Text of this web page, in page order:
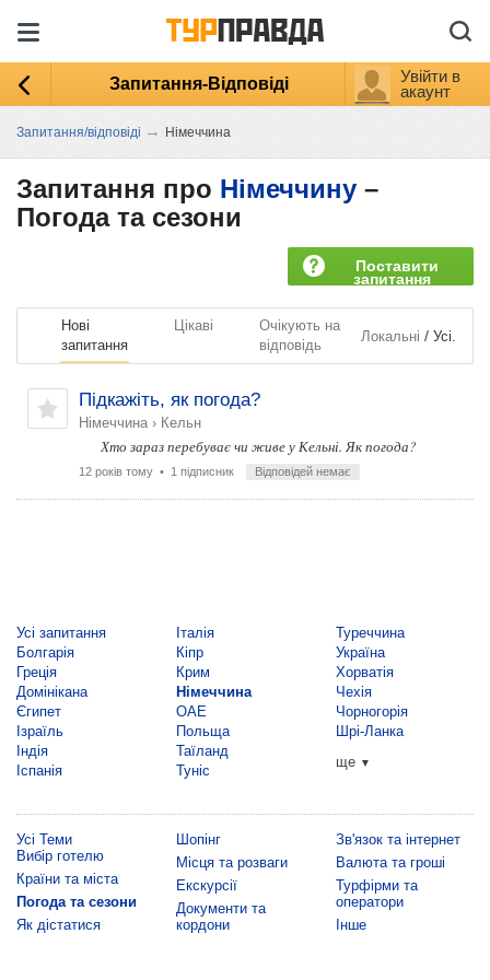
Запитання-Відповіді
Увійти в
акаунт
Запитання/відповіді → Німеччина
Запитання про Німеччину –
Погода та сезони
Поставити
запитання
Нові
запитання
Цікаві
Очікують на
відповідь
Локальні / Усі.
Підкажіть, як погода?
Німеччина › Кельн
Хто зараз перебуває чи живе у Кельні. Як погода?
12 років тому • 1 підписник Відповідей немає
Усі запитання
Болгарія
Греція
Домінікана
Єгипет
Ізраїль
Індія
Іспанія
Італія
Кіпр
Крим
Німеччина
ОАЕ
Польща
Таїланд
Туніс
Туреччина
Україна
Хорватія
Чехія
Чорногорія
Шрі-Ланка
ще ▼
Усі Теми
Вибір готелю
Країни та міста
Погода та сезони
Як дістатися
Шопінг
Місця та розваги
Екскурсії
Документи та
кордони
Зв'язок та інтернет
Валюта та гроші
Турфірми та
оператори
Інше